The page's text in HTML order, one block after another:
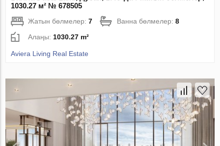
1030.27 м² № 678505
Жатын бөлмелер:7 Ванна бөлмелер:8
Алаңы: 1030.27 m²
Aviera Living Real Estate